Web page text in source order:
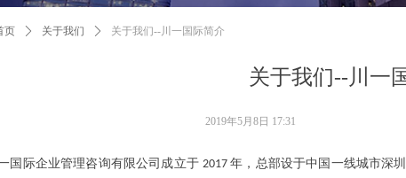
关于我们--川一
页 ꄲ 关于我们 ꄲ 关于我们--川一国际简介
国际企业管理咨询有限公司成立于 2017年，总部设于中国一线城市深
2019年5月8日 17:31